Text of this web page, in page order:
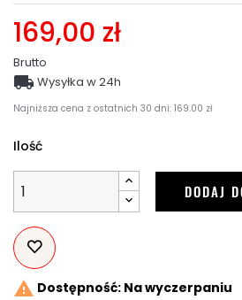
169,00 zł
Brutto
Najniższa cena z ostatnich 30 dni: 169.00 zł
 Wysyłka w 24h
Ilość
DODAJ
 Dostępność: Na wyczerpaniu